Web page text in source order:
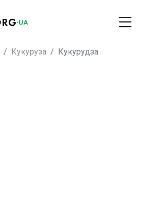
Кукуруза Кукурудза